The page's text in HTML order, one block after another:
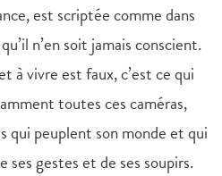
est scriptée comme dans
n’en soit jamais conscient.
à vivre est faux, c’est ce qui
toutes ces caméras,
qui peuplent son monde et qui
gestes et de ses soupirs.